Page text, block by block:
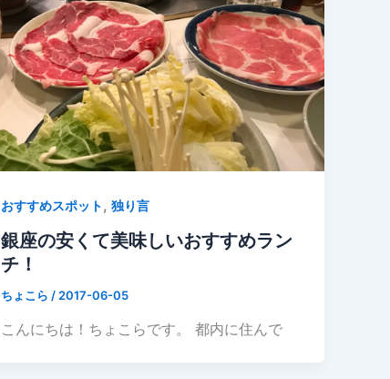
おすすめスポット,独り言
銀座の安くて美味しいおすすめラン
チ！
ちょこら / 2017-06-05
こんにちは！ちょこらです。 都内に住んで